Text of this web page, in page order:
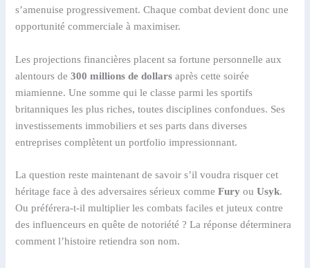
s’amenuise progressivement. Chaque combat devient donc une
opportunité commerciale à maximiser.
Les projections financières placent sa fortune personnelle aux
alentours de300 millions de dollars après cette soirée
miamienne. Une somme qui le classe parmi les sportifs
britanniques les plus riches, toutes disciplines confondues. Ses
investissements immobiliers et ses parts dans diverses
entreprises complètent un portfolio impressionnant.
La question reste maintenant de savoir s’il voudra risquer cet
héritage face à des adversaires sérieux commeFury ouUsyk.
Ou préférera-t-il multiplier les combats faciles et juteux contre
des influenceurs en quête de notoriété ? La réponse déterminera
comment l’histoire retiendra son nom.